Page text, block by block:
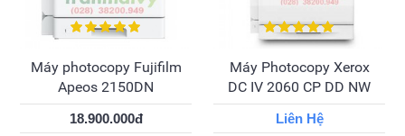
Máy photocopy Fujifilm
Apeos 2150DN
18.900.000đ
Máy Photocopy Xerox
DC IV 2060 CP DD NW
Liên Hệ